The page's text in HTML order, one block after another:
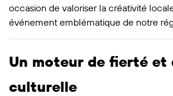
occasion de valoriser la créativité
événement emblématique de notre
Un moteur de fierté
culturelle